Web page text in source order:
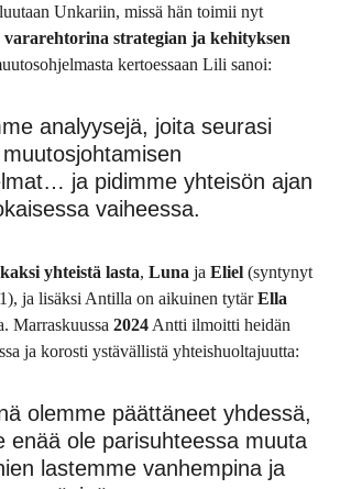
Unkariin, missä hän toimii nyt
strategian ja kehityksen
kertoessaan Lili sanoi:
analyysejä, joita seurasi
ja pidimme yhteisön ajan
vaiheessa.
kaksi yhteistä lasta, Luna ja Eliel (syntynyt
ja lisäksi Antilla on aikuinen tytärElla
Marraskuussa 2024 Antti ilmoitti heidän
ja korosti ystävällistä yhteishuoltajuutta:
olemme päättäneet yhdessä,
enää ole parisuhteessa muuta
lastemme vanhempina ja